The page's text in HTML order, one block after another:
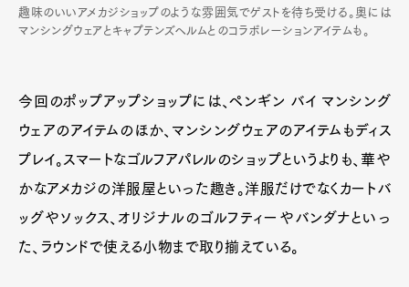
趣味のいいアメカジショップのような雰囲気でゲストを待ち受ける。奥には
マンシングウェアとキャプテンズヘルムとのコラボレーションアイテムも。
今回のポップアップショップには、ペンギン バイ マンシング
ウェアのアイテムのほか、マンシングウェアのアイテムもディス
プレイ。スマートなゴルフアパレルのショップというよりも、華や
かなアメカジの洋服屋といった趣き。洋服だけでなくカートバ
ッグやソックス、オリジナルのゴルフティーやバンダナといっ
た、ラウンドで使える小物まで取り揃えている。